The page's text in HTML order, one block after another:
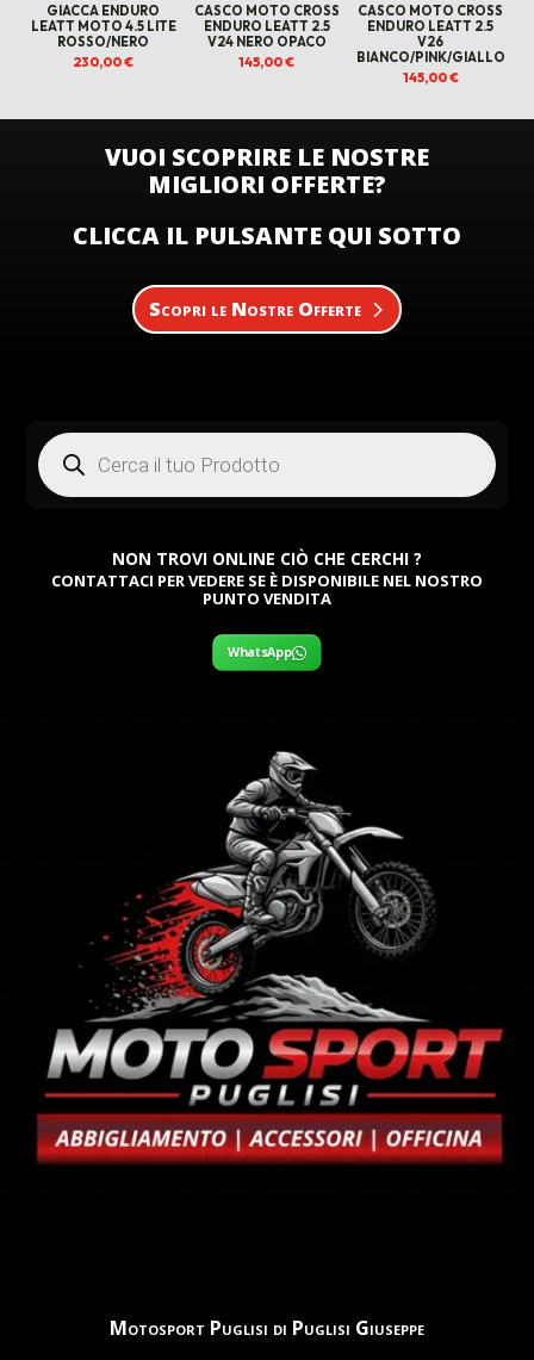
GIACCA ENDURO
LEATT MOTO 4.5 LITE
ROSSO/NERO
230,00€
CASCO MOTO CROSS
ENDURO LEATT 2.5
V24 NERO OPACO
145,00€
CASCO MOTO CROSS
ENDURO LEATT 2.5
V26
BIANCO/PINK/GIALLO
145,00€
VUOI SCOPRIRE LE NOSTRE
MIGLIORI OFFERTE?
CLICCA IL PULSANTE QUI SOTTO
Scopri le Nostre Offerte
Products
search
NON TROVI ONLINE CIÒ CHE CERCHI ?
CONTATTACI PER VEDERE SE È DISPONIBILE NEL NOSTRO
PUNTO VENDITA
WhatsApp
Motosport Puglisi di Puglisi Giuseppe